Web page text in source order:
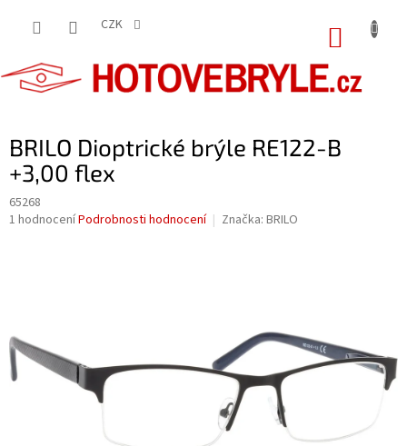
CZK
BRILO Dioptrické brýle RE122-B
+3,00 flex
65268
Průměrné
hvězdiček.
1 hodnoceníPodrobnosti hodnocení Značka: BRILO